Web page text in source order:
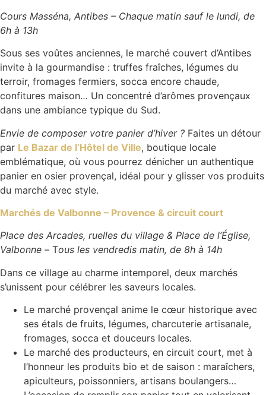
Cours Masséna, Antibes – Chaque matin sauf le lundi, de
6h à 13h
Sous ses voûtes anciennes, le marché couvert d’Antibes
invite à la gourmandise : truffes fraîches, légumes du
terroir, fromages fermiers, socca encore chaude,
confitures maison… Un concentré d’arômes provençaux
dans une ambiance typique du Sud.
Envie de composer votre panier d’hiver ? Faites un détour
par Le Bazar de l’Hôtel de Ville, boutique locale
emblématique, où vous pourrez dénicher un authentique
panier en osier provençal, idéal pour y glisser vos produits
du marché avec style.
Marchés de Valbonne – Provence & circuit court
Place des Arcades, ruelles du village & Place de l’Église,
Valbonne – Tous les vendredis matin, de 8h à 14h
Dans ce village au charme intemporel, deux marchés
s’unissent pour célébrer les saveurs locales.
Le marché provençal anime le cœur historique avec
ses étals de fruits, légumes, charcuterie artisanale,
fromages, socca et douceurs locales.
Le marché des producteurs, en circuit court, met à
l’honneur les produits bio et de saison : maraîchers,
apiculteurs, poissonniers, artisans boulangers…